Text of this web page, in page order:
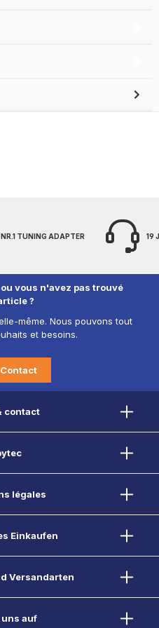
TUNING ADAPTER 19
vous n'avez pas trouvé
?
même. Nous pouvons tout
et besoins.
contact
légales
Einkaufen
Versandarten
uns auf